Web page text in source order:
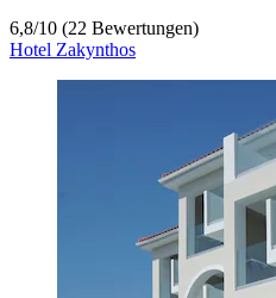
6,8/10 (22 Bewertungen)
Hotel Zakynthos